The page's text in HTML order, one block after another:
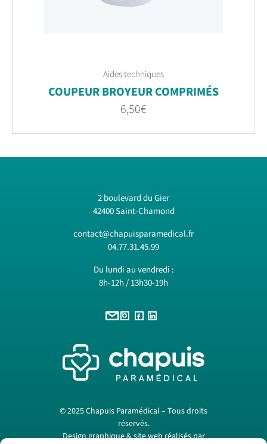
Aides techniques
COUPEUR BROYEUR COMPRIMÉS
6,50€
2 boulevard du Gier
42400 Saint-Chamond
contact@chapuisparamedical.fr
04.77.31.45.99
Du lundi au vendredi :
8h-12h / 13h30-19h
© 2025 Chapuis Paramédical – Tous droits
réservés.
Design graphique & site web réalisés par